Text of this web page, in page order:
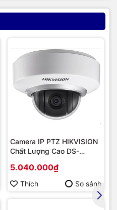
Camera IP PTZ HIKVISION
Chất Lượng Cao DS-
5.040.000₫
Thích So sánh